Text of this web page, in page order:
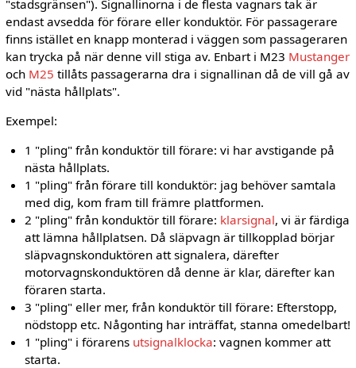
"stadsgränsen"). Signallinorna i de flesta vagnars tak är
endast avsedda för förare eller konduktör. För passagerare
finns istället en knapp monterad i väggen som passageraren
kan trycka på när denne vill stiga av. Enbart i M23 Mustanger
och M25 tillåts passagerarna dra i signallinan då de vill gå av
vid "nästa hållplats".
Exempel:
1 "pling" från konduktör till förare: vi har avstigande på
nästa hållplats.
1 "pling" från förare till konduktör: jag behöver samtala
med dig, kom fram till främre plattformen.
2 "pling" från konduktör till förare: klarsignal, vi är färdiga
att lämna hållplatsen. Då släpvagn är tillkopplad börjar
släpvagnskonduktören att signalera, därefter
motorvagnskonduktören då denne är klar, därefter kan
föraren starta.
3 "pling" eller mer, från konduktör till förare: Efterstopp,
nödstopp etc. Någonting har inträffat, stanna omedelbart!
1 "pling" i förarens utsignalklocka: vagnen kommer att
starta.